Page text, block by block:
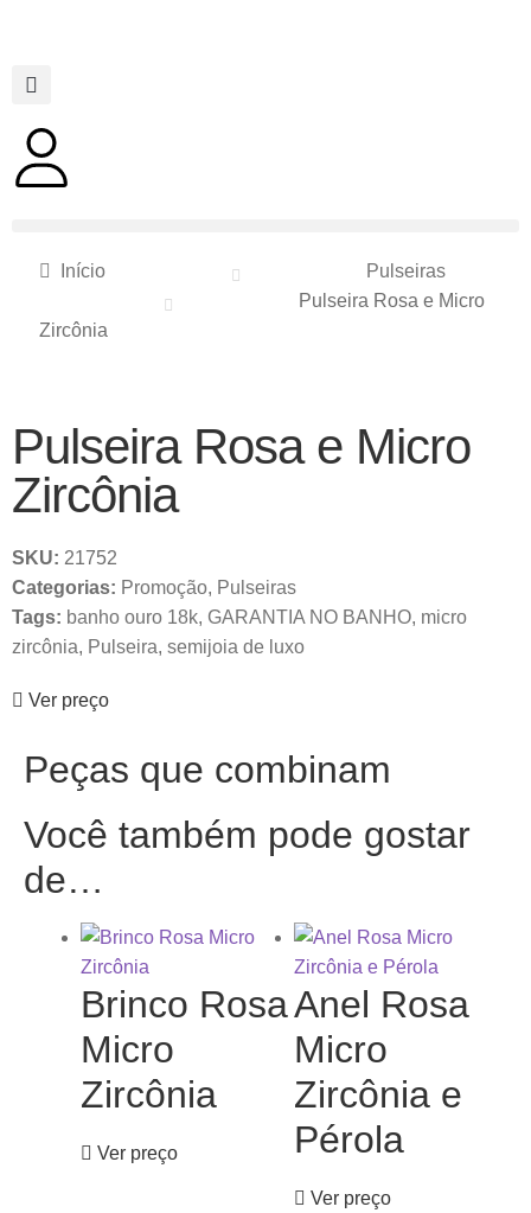
Início
Pulseiras
Pulseira Rosa e Micro
Zircônia
Pulseira Rosa e Micro
Zircônia
SKU: 21752
Categorias: Promoção, Pulseiras
Tags: banho ouro 18k, GARANTIA NO BANHO, micro
zircônia, Pulseira, semijoia de luxo
Ver preço
Peças que combinam
Você também pode gostar
de…
Brinco Rosa
Micro
Zircônia
Ver preço
Anel Rosa
Micro
Zircônia e
Pérola
Ver preço